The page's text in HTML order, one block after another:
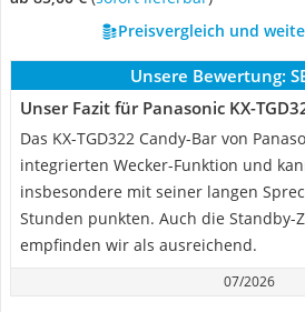
Preisvergleich und
Unsere Bewertung:
Unser Fazit für Panasonic KX-
Das KX-TGD322 Candy-Bar von
integrierten Wecker-Funktion und
insbesondere mit seiner langen
Stunden punkten. Auch die Standby-
empfinden wir als ausreichend.
07/2026